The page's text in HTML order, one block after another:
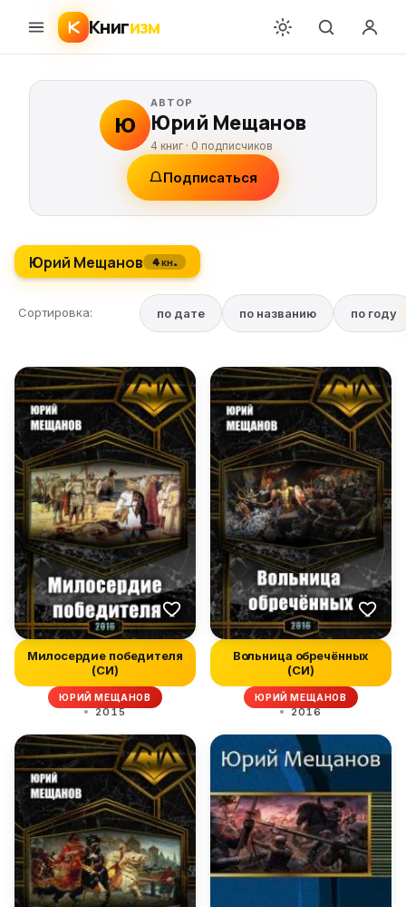
Книгизм
Ю
АВТОР
Юрий Мещанов
4 книг ·0 подписчиков
Подписаться
Юрий Мещанов 4 кн.
Сортировка: по дате по названию по году
Милосердие победителя
(СИ)
ЮРИЙ МЕЩАНОВ
2015
Вольница обречённых
(СИ)
ЮРИЙ МЕЩАНОВ
2016